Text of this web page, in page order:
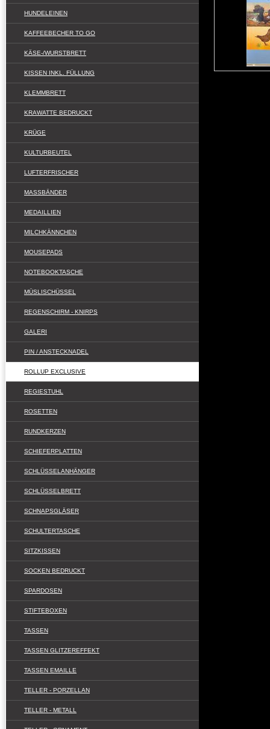
HUNDELEINEN
KAFFEEBECHER TO GO
KÄSE-/WURSTBRETT
KISSEN INKL. FÜLLUNG
KLEMMBRETT
KRAWATTE BEDRUCKT
KRÜGE
KULTURBEUTEL
LUFTERFRISCHER
MASSBÄNDER
MEDAILLIEN
MILCHKÄNNCHEN
MOUSEPADS
NOTEBOOKTASCHE
MÜSLISCHÜSSEL
REGENSCHIRM - KNIRPS
GALERI
PIN / ANSTECKNADEL
ROLLUP EXCLUSIVE
REGIESTUHL
ROSETTEN
RUNDKERZEN
SCHIEFERPLATTEN
SCHLÜSSELANHÄNGER
SCHLÜSSELBRETT
SCHNAPSGLÄSER
SCHULTERTASCHE
SITZKISSEN
SOCKEN BEDRUCKT
SPARDOSEN
STIFTEBOXEN
TASSEN
TASSEN GLITZEREFFEKT
TASSEN EMAILLE
TELLER - PORZELLAN
TELLER - METALL